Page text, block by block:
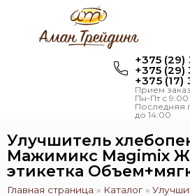
+375 (29)
+375
+375 (17)
Прием
Пн-Пт с 9:00
Последняя
до 14:00
Улучшитель
Мажимикс Magimix
этикетка
Главная страница » Каталог »